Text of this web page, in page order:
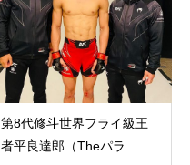
第8代修斗世界フライ級王
者平良達郎（Theパラ...